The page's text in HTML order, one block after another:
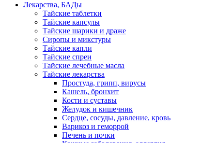
Лекарства, БАДы
Тайские таблетки
Тайские капсулы
Тайские шарики и драже
Сиропы и микстуры
Тайские капли
Тайские спреи
Тайские лечебные масла
Тайские лекарства
Простуда, грипп, вирусы
Кашель, бронхит
Кости и суставы
Желудок и кишечник
Сердце, сосуды, давление, кровь
Варикоз и геморрой
Печень и почки